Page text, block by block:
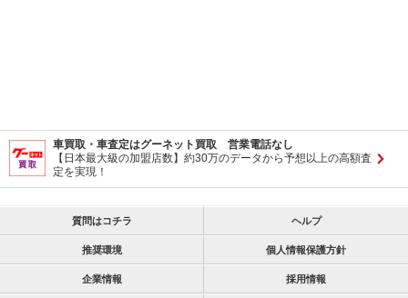
車買取・車査定はグーネット買取 営業電話なし
【日本最大級の加盟店数】約30万のデータから予想以上の高額査
定を実現！
質問はコチラ ヘルプ
推奨環境 個人情報保護方針
企業情報 採用情報